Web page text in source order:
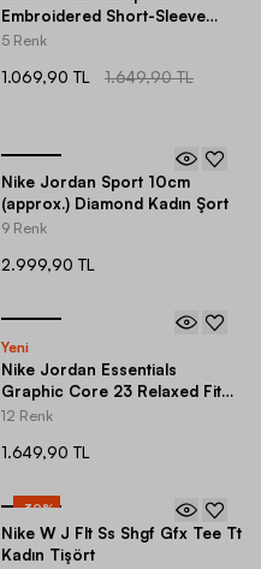
Embroidered Short-Sleeve
Erkek Tişört
5 Renk
1.069,90 TL 1.649,90 TL
Nike Jordan Sport 10cm
(approx.) Diamond Kadın Şort
9 Renk
2.999,90 TL
Yeni
Nike Jordan Essentials
Graphic Core 23 Relaxed Fit
Short-Sleeve Kadın Tişört
12 Renk
1.649,90 TL
-30%
Nike W J Flt Ss Shgf Gfx Tee Tt
Kadın Tişört